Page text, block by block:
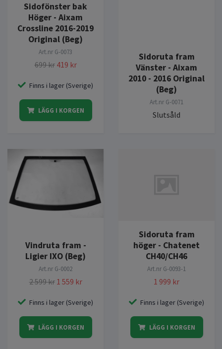
Sidofönster bak
Höger - Aixam
Crossline 2016-2019
Original (Beg)
Art.nr G-0073
699 kr 419 kr
Finns i lager (Sverige)
LÄGG I KORGEN
Sidoruta fram
Vänster - Aixam
2010 - 2016 Original
(Beg)
Art.nr G-0071
Slutsåld
Vindruta fram -
Ligier IXO (Beg)
Art.nr G-0002
2 599 kr 1 559 kr
Finns i lager (Sverige)
LÄGG I KORGEN
Sidoruta fram
höger - Chatenet
CH40/CH46
Art.nr G-0093-1
1 999 kr
Finns i lager (Sverige)
LÄGG I KORGEN